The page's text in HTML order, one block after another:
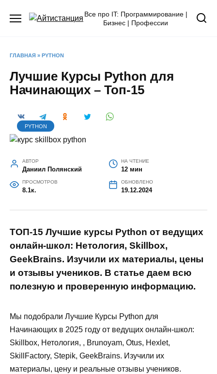
Все про IT: Программирование |
Бизнес | Профессии
ГЛАВНАЯ » PYTHON
Лучшие Курсы Python для
Начинающих – Топ-15
PYTHON
АВТОР
Даниил Полянский
НА ЧТЕНИЕ
12 мин
ПРОСМОТРОВ
8.1к.
ОБНОВЛЕНО
ТОП-15 Лучшие курсы Python от ведущих
онлайн-школ: Нетология, Skillbox,
GeekBrains. Изучили их материалы, цены
и отзывы учеников. В статье даем всю
полезную и проверенную информацию.
Мы подобрали Лучшие Курсы Python для
Начинающих в 2025 году от ведущих онлайн-школ:
Skillbox, Нетология, , Brunoyam, Otus, Hexlet,
SkillFactory, Stepik, GeekBrains. Изучили их
материалы, цену и реальные отзывы учеников.